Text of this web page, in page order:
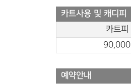
카트사용 및 캐디피
카트피
90,000
예약안내